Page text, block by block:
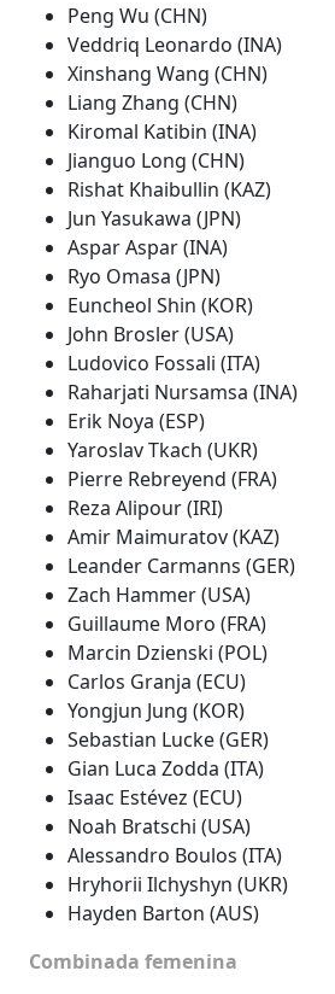
Peng Wu (CHN)
Veddriq Leonardo (INA)
Xinshang Wang (CHN)
Liang Zhang (CHN)
Kiromal Katibin (INA)
Jianguo Long (CHN)
Rishat Khaibullin (KAZ)
Jun Yasukawa (JPN)
Aspar Aspar (INA)
Ryo Omasa (JPN)
Euncheol Shin (KOR)
John Brosler (USA)
Ludovico Fossali (ITA)
Raharjati Nursamsa (INA)
Erik Noya (ESP)
Yaroslav Tkach (UKR)
Pierre Rebreyend (FRA)
Reza Alipour (IRI)
Amir Maimuratov (KAZ)
Leander Carmanns (GER)
Zach Hammer (USA)
Guillaume Moro (FRA)
Marcin Dzienski (POL)
Carlos Granja (ECU)
Yongjun Jung (KOR)
Sebastian Lucke (GER)
Gian Luca Zodda (ITA)
Isaac Estévez (ECU)
Noah Bratschi (USA)
Alessandro Boulos (ITA)
Hryhorii Ilchyshyn (UKR)
Hayden Barton (AUS)
Combinada femenina